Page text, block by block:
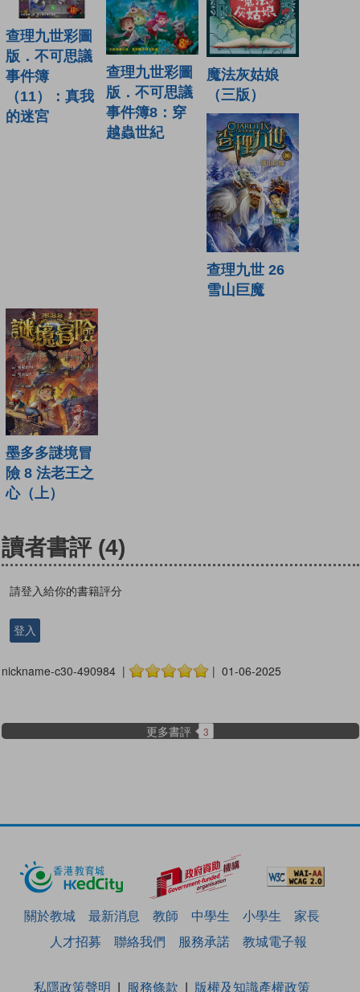
查理九世彩圖
版．不可思議
事件簿
（11）：真我
的迷宮
查理九世彩圖
版．不可思議
事件簿8：穿
越蟲世紀
魔法灰姑娘
（三版）
查理九世 26
雪山巨魔
墨多多謎境冒
險 8 法老王之
心（上）
讀者書評 (4)
請登入給你的書籍評分
登入
nickname-c30-490984 | | 01-06-2025
更多書評 3
關於教城 最新消息 教師 中學生 小學生
家長
人才招募
聯絡我們 服務承諾 教城電子報
私隱政策聲明 服務條款 版權及知識產權政策